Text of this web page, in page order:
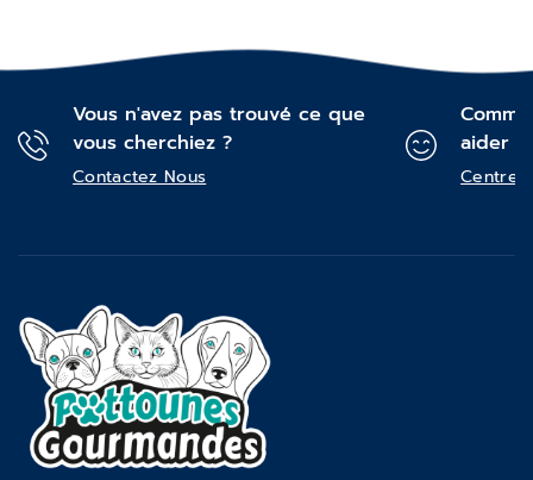
Vous n'avez pas trouvé ce que
vous cherchiez ?
Contactez Nous
aider ?
Centre